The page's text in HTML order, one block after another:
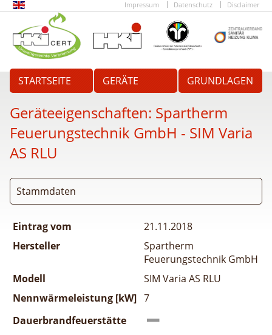
Impressum Datenschutz Disclaimer
STARTSEITE GERÄTE GRUNDLAGEN
Geräteeigenschaften: Spartherm
Feuerungstechnik GmbH - SIM Varia
AS RLU
Stammdaten
Eintrag vom
21.11.2018
Hersteller
Spartherm
Feuerungstechnik GmbH
Modell
SIM Varia AS RLU
Nennwärmeleistung [kW] 7
Dauerbrandfeuerstätte